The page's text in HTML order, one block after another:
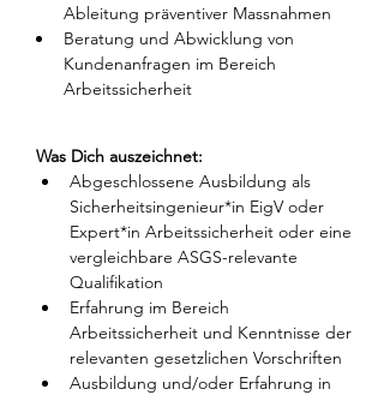
Ableitung präventiver Massnahmen
Beratung und Abwicklung von
Kundenanfragen im Bereich
Arbeitssicherheit
Was Dich auszeichnet:
Abgeschlossene Ausbildung als
Sicherheitsingenieur*in EigV oder
Expert*in Arbeitssicherheit oder eine
vergleichbare ASGS-relevante
Qualifikation
Erfahrung im Bereich
Arbeitssicherheit und Kenntnisse der
relevanten gesetzlichen Vorschriften
Ausbildung und/oder Erfahrung in